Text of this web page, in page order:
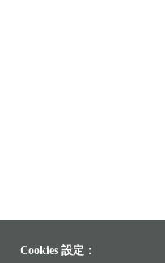
Cookies 設定：